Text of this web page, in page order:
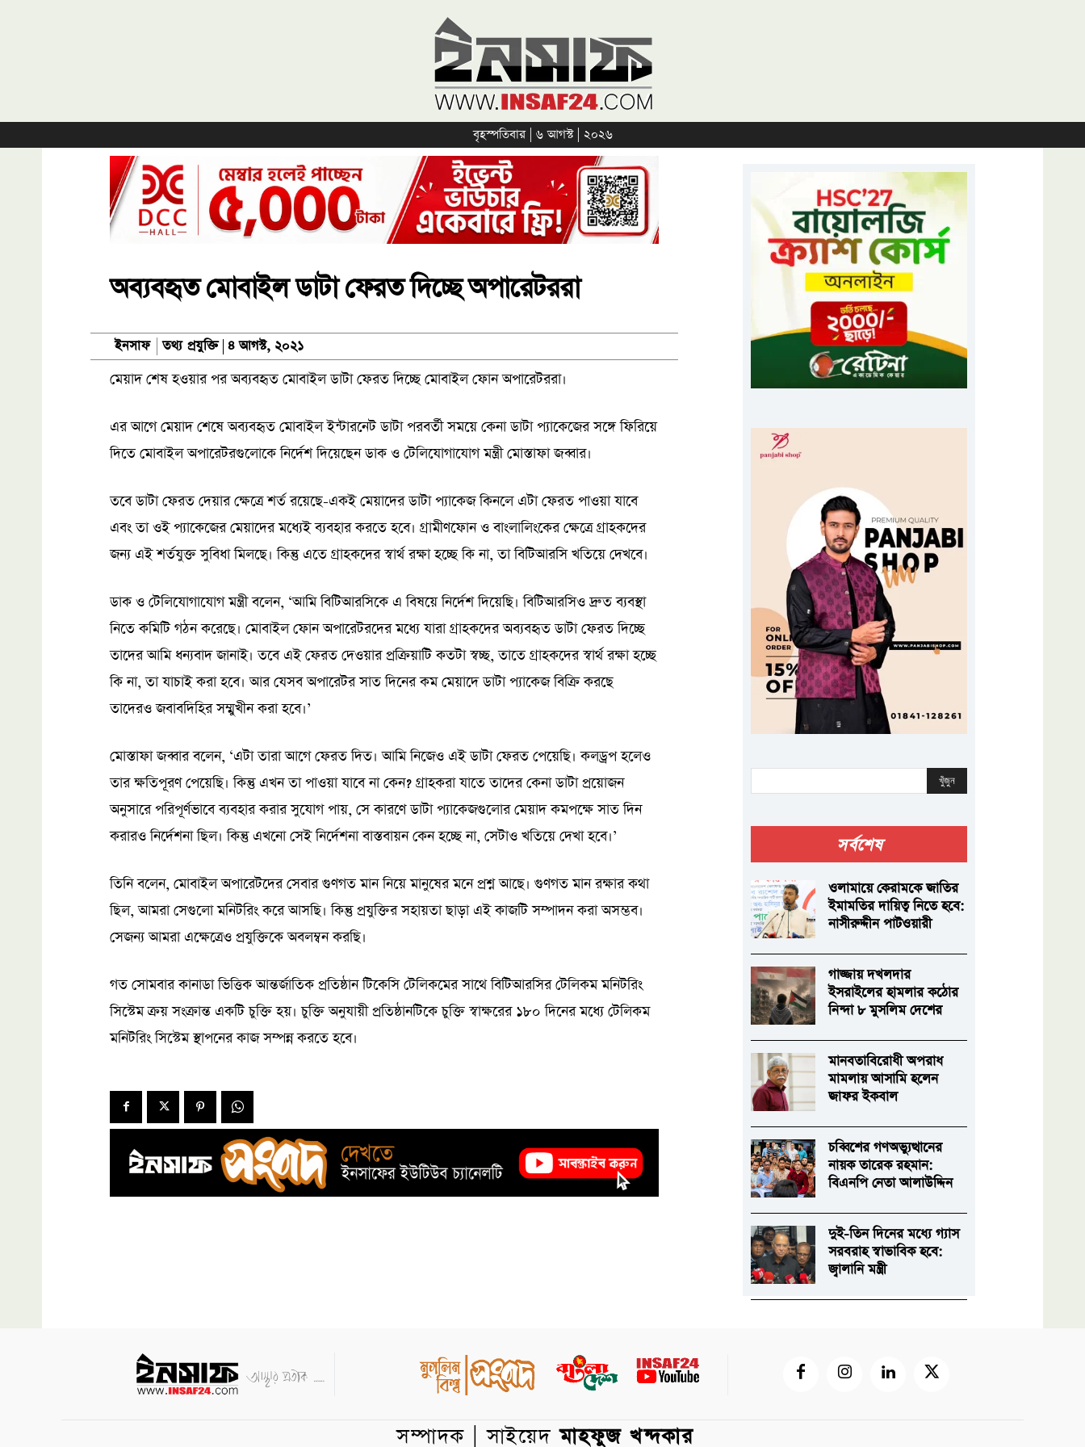
বৃহস্পতিবার | ৬ আগস্ট | ২০২৬
অব্যবহৃত মোবাইল ডাটা ফেরত দিচ্ছে অপারেটররা
ইনসাফ তথ্য প্রযুক্তি ৪ আগস্ট, ২০২১
মেয়াদ শেষ হওয়ার পর অব্যবহৃত মোবাইল ডাটা ফেরত দিচ্ছে মোবাইল ফোন অপারেটররা।
এর আগে মেয়াদ শেষে অব্যবহৃত মোবাইল ইন্টারনেট ডাটা পরবর্তী সময়ে কেনা ডাটা প্যাকেজের সঙ্গে ফিরিয়ে
দিতে মোবাইল অপারেটরগুলোকে নির্দেশ দিয়েছেন ডাক ও টেলিযোগাযোগ মন্ত্রী মোস্তাফা জব্বার।
তবে ডাটা ফেরত দেয়ার ক্ষেত্রে শর্ত রয়েছে-একই মেয়াদের ডাটা প্যাকেজ কিনলে এটা ফেরত পাওয়া যাবে
এবং তা ওই প্যাকেজের মেয়াদের মধ্যেই ব্যবহার করতে হবে। গ্রামীণফোন ও বাংলালিংকের ক্ষেত্রে গ্রাহকদের
জন্য এই শর্তযুক্ত সুবিধা মিলছে। কিন্তু এতে গ্রাহকদের স্বার্থ রক্ষা হচ্ছে কি না, তা বিটিআরসি খতিয়ে দেখবে।
ডাক ও টেলিযোগাযোগ মন্ত্রী বলেন, ‘আমি বিটিআরসিকে এ বিষয়ে নির্দেশ দিয়েছি। বিটিআরসিও দ্রুত ব্যবস্থা
নিতে কমিটি গঠন করেছে। মোবাইল ফোন অপারেটরদের মধ্যে যারা গ্রাহকদের অব্যবহৃত ডাটা ফেরত দিচ্ছে
তাদের আমি ধন্যবাদ জানাই। তবে এই ফেরত দেওয়ার প্রক্রিয়াটি কতটা স্বচ্ছ, তাতে গ্রাহকদের স্বার্থ রক্ষা হচ্ছে
কি না, তা যাচাই করা হবে। আর যেসব অপারেটর সাত দিনের কম মেয়াদে ডাটা প্যাকেজ বিক্রি করছে
তাদেরও জবাবদিহির সম্মুখীন করা হবে।’
মোস্তাফা জব্বার বলেন, ‘এটা তারা আগে ফেরত দিত। আমি নিজেও এই ডাটা ফেরত পেয়েছি। কলড্রপ হলেও
তার ক্ষতিপূরণ পেয়েছি। কিন্তু এখন তা পাওয়া যাবে না কেন? গ্রাহকরা যাতে তাদের কেনা ডাটা প্রয়োজন
অনুসারে পরিপূর্ণভাবে ব্যবহার করার সুযোগ পায়, সে কারণে ডাটা প্যাকেজগুলোর মেয়াদ কমপক্ষে সাত দিন
করারও নির্দেশনা ছিল। কিন্তু এখনো সেই নির্দেশনা বাস্তবায়ন কেন হচ্ছে না, সেটাও খতিয়ে দেখা হবে।’
তিনি বলেন, মোবাইল অপারেটদের সেবার গুণগত মান নিয়ে মানুষের মনে প্রশ্ন আছে। গুণগত মান রক্ষার কথা
ছিল, আমরা সেগুলো মনিটরিং করে আসছি। কিন্তু প্রযুক্তির সহায়তা ছাড়া এই কাজটি সম্পাদন করা অসম্ভব।
সেজন্য আমরা এক্ষেত্রেও প্রযুক্তিকে অবলম্বন করছি।
গত সোমবার কানাডা ভিত্তিক আন্তর্জাতিক প্রতিষ্ঠান টিকেসি টেলিকমের সাথে বিটিআরসির টেলিকম মনিটরিং
সিস্টেম ক্রয় সংক্রান্ত একটি চুক্তি হয়। চুক্তি অনুযায়ী প্রতিষ্ঠানটিকে চুক্তি স্বাক্ষরের ১৮০ দিনের মধ্যে টেলিকম
মনিটরিং সিস্টেম স্থাপনের কাজ সম্পন্ন করতে হবে।
খুঁজুন
সর্বশেষ
ওলামায়ে কেরামকে জাতির
ইমামতির দায়িত্ব নিতে হবে:
নাসীরুদ্দীন পাটওয়ারী
গাজ্জায় দখলদার
ইসরাইলের হামলার কঠোর
নিন্দা ৮ মুসলিম দেশের
মানবতাবিরোধী অপরাধ
মামলায় আসামি হলেন
জাফর ইকবাল
চব্বিশের গণঅভ্যুত্থানের
নায়ক তারেক রহমান:
বিএনপি নেতা আলাউদ্দিন
দুই-তিন দিনের মধ্যে গ্যাস
সরবরাহ স্বাভাবিক হবে:
জ্বালানি মন্ত্রী
সম্পাদক | সাইয়েদমাহফুজ খন্দকার